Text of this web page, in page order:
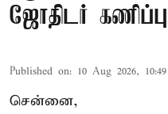
ஜோதிடர் கணிப்பு
Published on: 10 Aug 2026,
சென்னை,